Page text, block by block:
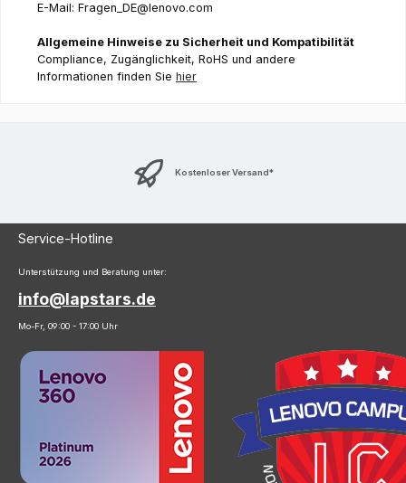
E-Mail: Fragen_DE@lenovo.com
Allgemeine Hinweise zu Sicherheit und Kompatibilität
Compliance, Zugänglichkeit, RoHS und andere
Informationen finden Sie hier
Kostenloser Versand*
Service-Hotline
Unterstützung und Beratung unter:
info@lapstars.de
Mo-Fr, 09:00 - 17:00 Uhr